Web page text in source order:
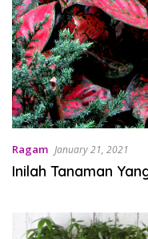
Ragam January 21, 2021
Inilah Tanaman